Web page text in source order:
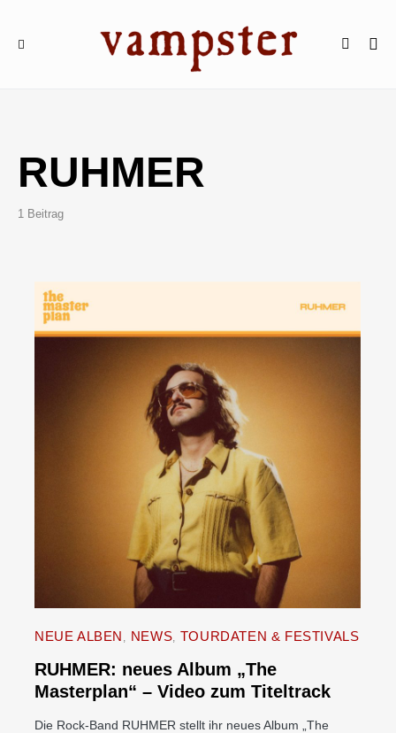
RUHMER
1 Beitrag
NEUE ALBEN NEWS TOURDATEN & FESTIVALS
RUHMER: neues Album „The
Masterplan“ – Video zum Titeltrack
Die Rock-Band RUHMER stellt ihr neues Album „The